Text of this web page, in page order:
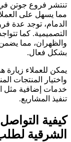
تنتشر فروع جوتن في
مما يسهل على
الدمام، توجد عدة
التصميمية. كما
والظهران، مما يضمن
بشكل فعال.
يمكن للعملاء زيارة
واختيار المنتجات
خدمات إضافية مثل
تنفيذ المشاريع.
كيفية
الشرقية